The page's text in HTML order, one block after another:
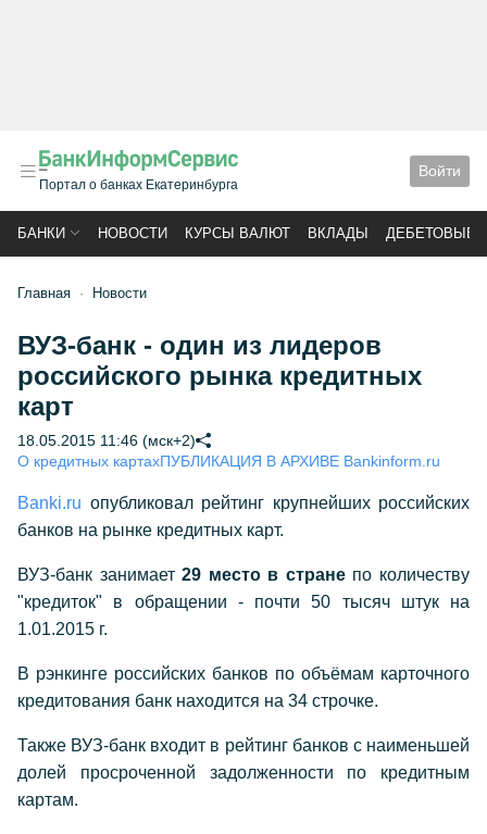
Портал о банках Екатеринбурга
Войти
БАНКИ НОВОСТИ КУРСЫ ВАЛЮТ ВКЛАДЫ ДЕБЕТОВЫЕ
Главная Новости
ВУЗ-банк - один из лидеров
российского рынка кредитных
карт
18.05.2015 11:46 (мск+2)
О кредитных картахПУБЛИКАЦИЯ В АРХИВЕ Bankinform.ru
Banki.ru опубликовал рейтинг крупнейших российских
банков на рынке кредитных карт.
ВУЗ-банк занимает29 место в стране по количеству
"кредиток" в обращении - почти 50 тысяч штук на
1.01.2015 г.
В рэнкинге российских банков по объёмам карточного
кредитования банк находится на 34 строчке.
Также ВУЗ-банк входит в рейтинг банков с наименьшей
долей просроченной задолженности по кредитным
картам.